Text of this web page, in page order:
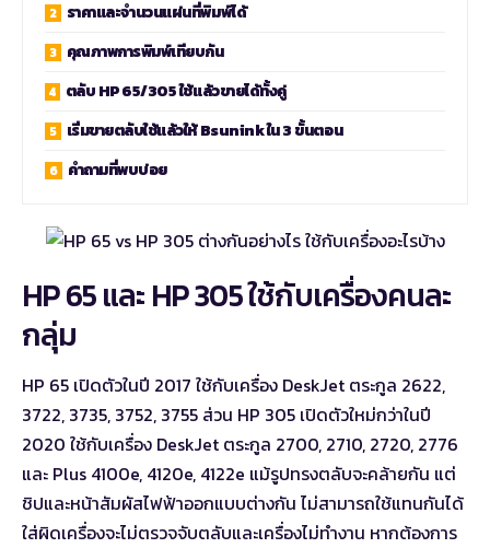
ราคาและจำนวนแผ่นที่พิมพ์ได้
คุณภาพการพิมพ์เทียบกัน
ตลับ HP 65/305 ใช้แล้วขายได้ทั้งคู่
เริ่มขายตลับใช้แล้วให้ Bsunink ใน 3 ขั้นตอน
คำถามที่พบบ่อย
HP 65 และ HP 305 ใช้กับเครื่องคนละ
กลุ่ม
HP 65 เปิดตัวในปี 2017 ใช้กับเครื่อง DeskJet ตระกูล 2622,
3722, 3735, 3752, 3755 ส่วน HP 305 เปิดตัวใหม่กว่าในปี
2020 ใช้กับเครื่อง DeskJet ตระกูล 2700, 2710, 2720, 2776
และ Plus 4100e, 4120e, 4122e แม้รูปทรงตลับจะคล้ายกัน แต่
ชิปและหน้าสัมผัสไฟฟ้าออกแบบต่างกัน ไม่สามารถใช้แทนกันได้
ใส่ผิดเครื่องจะไม่ตรวจจับตลับและเครื่องไม่ทำงาน หากต้องการ